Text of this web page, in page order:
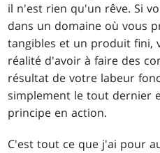
il n'est rien qu'un rêve. Si
dans un domaine où vous
tangibles et un produit fini,
réalité d'avoir à faire des
résultat de votre labeur
simplement le tout dernier
principe en action.
C'est tout ce que j'ai pour